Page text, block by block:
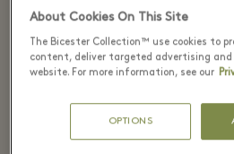
About Cookies On This Site
The Bicester Collection™ use cookies to
content, deliver targeted advertising
website. For more information, see our
OPTIONS